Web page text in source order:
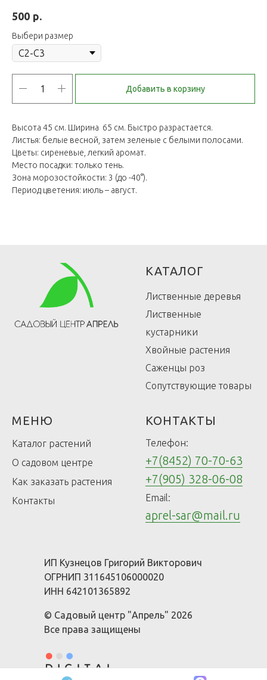
500 р.
Выбери размер
Добавить в корзину
Высота 45 см. Ширина 65 см. Быстро разрастается.
Листья: белые весной, затем зеленые с белыми полосами.
Цветы: сиреневые, легкий аромат.
Место посадки: только тень.
Зона морозостойкости: 3 (до -40°).
Период цветения: июль – август.
КАТАЛОГ
Лиственные деревья
Лиственные
кустарники
Хвойные растения
Саженцы роз
Сопутствующие товары
МЕНЮ
Каталог растений
О садовом центре
Как заказать растения
Контакты
КОНТАКТЫ
Телефон:
+7(8452) 70-70-63
+7(905) 328-06-08
Email:
aprel-sar@mail.ru
© Садовый центр "Апрель" 2026
Все права защищены
ИП Кузнецов Григорий Викторович
ОГРНИП 311645106000020
ИНН 642101365892